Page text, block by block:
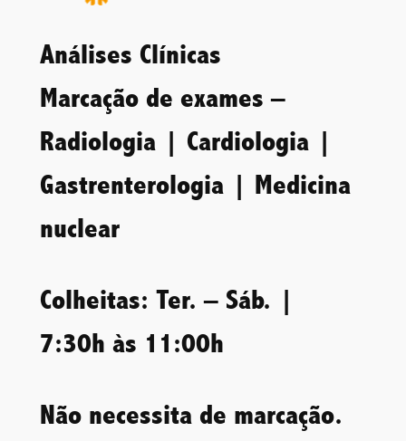
Análises Clínicas
Marcação de exames –
Radiologia | Cardiologia |
Gastrenterologia | Medicina
nuclear
Colheitas: Ter. – Sáb. |
7:30h às 11:00h
Não necessita de marcação.